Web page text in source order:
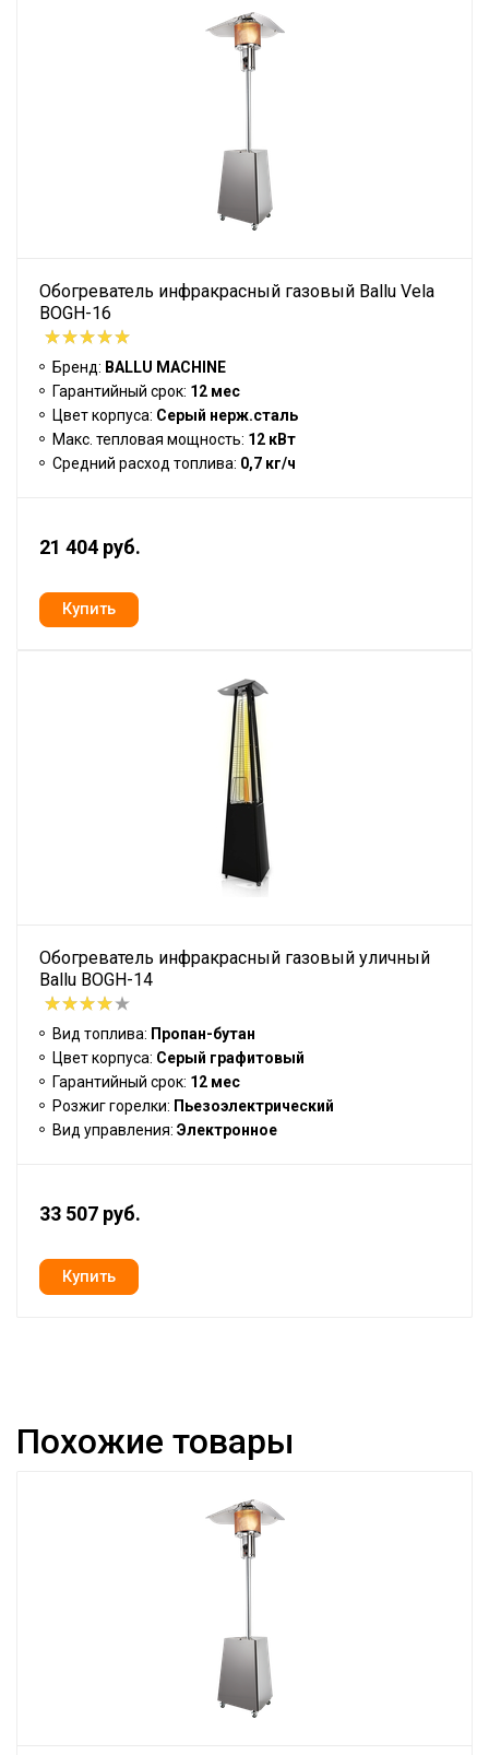
Обогреватель инфракрасный газовый Ballu Vela
BOGH-16
Бренд: BALLU MACHINE
Гарантийный срок: 12 мес
Цвет корпуса: Серый нерж.сталь
Макс. тепловая мощность: 12 кВт
Средний расход топлива: 0,7 кг/ч
21 404 руб.
Обогреватель инфракрасный газовый уличный
Ballu BOGH-14
Вид топлива: Пропан-бутан
Цвет корпуса: Серый графитовый
Гарантийный срок: 12 мес
Розжиг горелки: Пьезоэлектрический
Вид управления: Электронное
33 507 руб.
Похожие товары